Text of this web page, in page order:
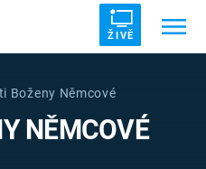
ŽIVĚ
SVĚTOVÁ VÁLKA
Boženy Němcové
NĚMCOVÉ